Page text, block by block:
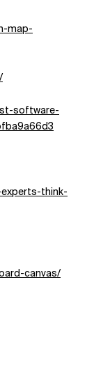
map-
software-
think-
canvas/